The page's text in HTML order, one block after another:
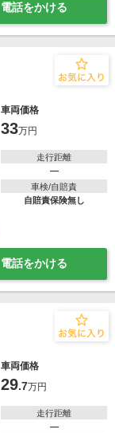
電話をかける
車両価格
33万円
走行距離
―
車検/自賠責
自賠責保険無し
電話をかける
車両価格
29.7万円
走行距離
―